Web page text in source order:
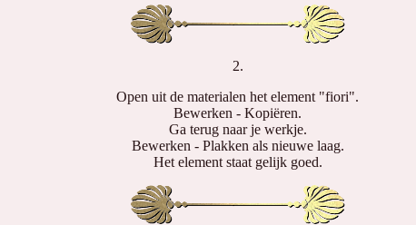
2.
Open uit de materialen het element "fiori".
Bewerken - Kopiëren.
Ga terug naar je werkje.
Bewerken - Plakken als nieuwe laag.
Het element staat gelijk goed.